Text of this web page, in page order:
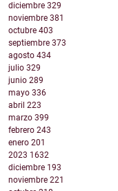
diciembre 329
noviembre 381
octubre 403
septiembre 373
agosto 434
julio 329
junio 289
mayo 336
abril 223
marzo 399
febrero 243
enero 201
2023 1632
diciembre 193
noviembre 221